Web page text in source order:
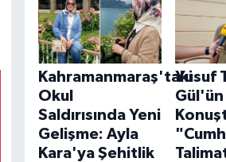
Kahramanmaraş'taki
Okul
Saldırısında Yeni
Gelişme: Ayla
Kara'ya Şehitlik
Yusuf
Gül'ün